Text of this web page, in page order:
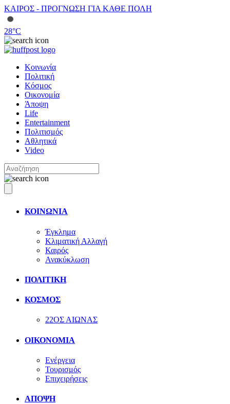
ΚΑΙΡΟΣ - ΠΡΟΓΝΩΣΗ ΓΙΑ ΚΑΘΕ ΠΟΛΗ
28°C
Κοινωνία
Πολιτική
Κόσμος
Οικονομία
Άποψη
Life
Entertainment
Πολιτισμός
Αθλητικά
Video
ΚΟΙΝΩΝΙΑ
Έγκλημα
Κλιματική Αλλαγή
Καιρός
Ανακύκλωση
ΠΟΛΙΤΙΚΗ
ΚΟΣΜΟΣ
22ΟΣ ΑΙΩΝΑΣ
ΟΙΚΟΝΟΜΙΑ
Ενέργεια
Τουρισμός
Επιχειρήσεις
ΑΠΟΨΗ